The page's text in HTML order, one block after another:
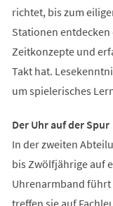
richtet, bis zum
Stationen
Zeitkonzepte und
Takt hat.
um spielerisches
Der Uhr auf der Spur
In der zweiten
bis Zwölfjährige auf
Uhrenarmband
treffen sie auf